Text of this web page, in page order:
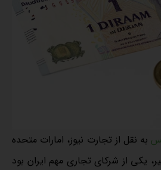
به نقل از تجارت نیوز، امارات متحده
یکی از شرکای تجاری مهم ایران بود